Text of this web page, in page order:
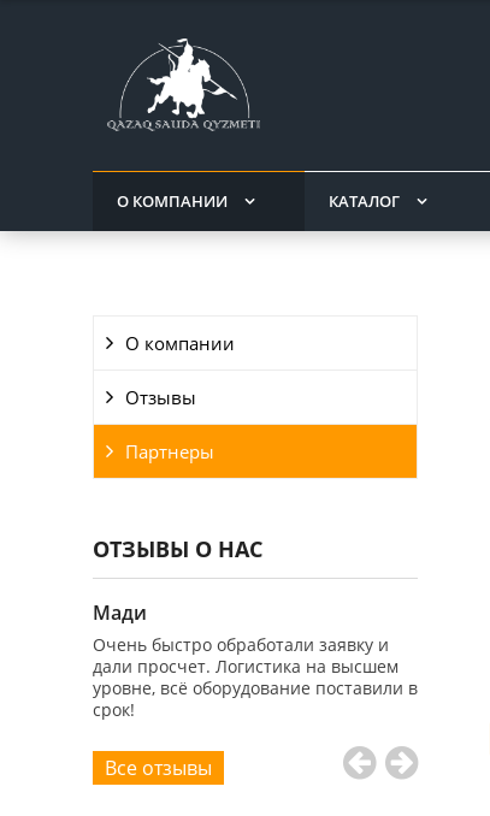
О КОМПАНИИ КАТАЛОГ
О компании
Отзывы
Партнеры
ОТЗЫВЫ О НАС
Мади
Очень быстро обработали заявку и
дали просчет. Логистика на высшем
уровне, всё оборудование поставили в
срок!
Все отзывы